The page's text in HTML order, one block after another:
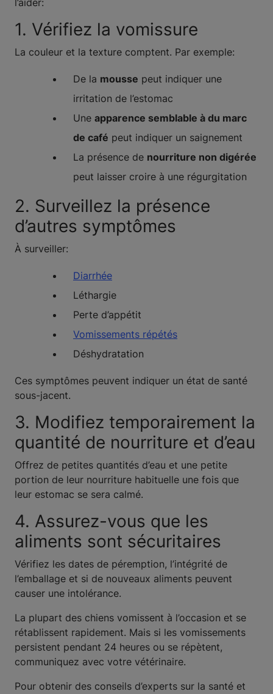
l’aider:
1. Vérifiez la vomissure
La couleur et la texture comptent. Par exemple:
De la mousse peut indiquer une
irritation de l’estomac
Une apparence semblable à du marc
de café peut indiquer un saignement
La présence de nourriture non digérée
peut laisser croire à une régurgitation
2. Surveillez la présence
d’autres symptômes
À surveiller:
Diarrhée
Léthargie
Perte d’appétit
Vomissements répétés
Déshydratation
Ces symptômes peuvent indiquer un état de santé
sous-jacent.
3. Modifiez temporairement la
quantité de nourriture et d’eau
Offrez de petites quantités d’eau et une petite
portion de leur nourriture habituelle une fois que
leur estomac se sera calmé.
4. Assurez-vous que les
aliments sont sécuritaires
Vérifiez les dates de péremption, l’intégrité de
l’emballage et si de nouveaux aliments peuvent
causer une intolérance.
La plupart des chiens vomissent à l’occasion et se
rétablissent rapidement. Mais si les vomissements
persistent pendant 24 heures ou se répètent,
communiquez avec votre vétérinaire.
Pour obtenir des conseils d’experts sur la santé et